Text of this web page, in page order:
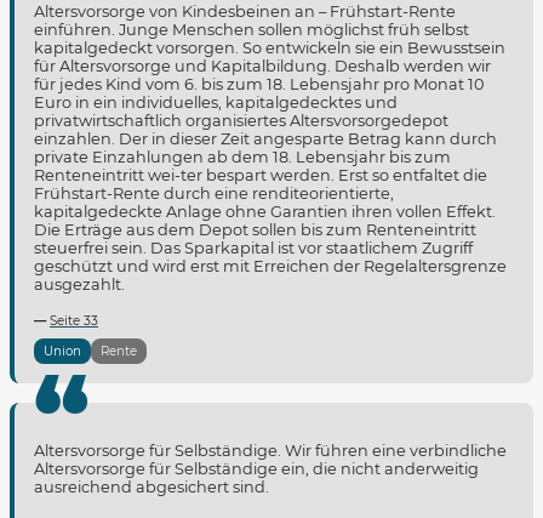
Altersvorsorge von Kindesbeinen an – Frühstart-Rente
einführen. Junge Menschen sollen möglichst früh selbst
kapitalgedeckt vorsorgen. So entwickeln sie ein Bewusstsein
für Altersvorsorge und Kapitalbildung. Deshalb werden wir
für jedes Kind vom 6. bis zum 18. Lebensjahr pro Monat 10
Euro in ein individuelles, kapitalgedecktes und
privatwirtschaftlich organisiertes Altersvorsorgedepot
einzahlen. Der in dieser Zeit angesparte Betrag kann durch
private Einzahlungen ab dem 18. Lebensjahr bis zum
Renteneintritt wei-ter bespart werden. Erst so entfaltet die
Frühstart-Rente durch eine renditeorientierte,
kapitalgedeckte Anlage ohne Garantien ihren vollen Effekt.
Die Erträge aus dem Depot sollen bis zum Renteneintritt
steuerfrei sein. Das Sparkapital ist vor staatlichem Zugriff
geschützt und wird erst mit Erreichen der Regelaltersgrenze
ausgezahlt.
Seite 33
Union
Rente
Altersvorsorge für Selbständige. Wir führen eine verbindliche
Altersvorsorge für Selbständige ein, die nicht anderweitig
ausreichend abgesichert sind.